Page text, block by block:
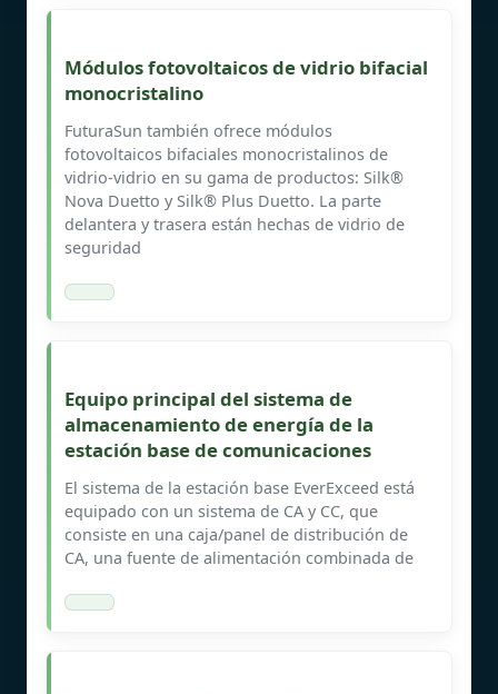
Módulos fotovoltaicos de vidrio bifacial
monocristalino
FuturaSun también ofrece módulos
fotovoltaicos bifaciales monocristalinos de
vidrio-vidrio en su gama de productos: Silk®
Nova Duetto y Silk® Plus Duetto. La parte
delantera y trasera están hechas de vidrio de
seguridad
Equipo principal del sistema de
almacenamiento de energía de la
estación base de comunicaciones
El sistema de la estación base EverExceed está
equipado con un sistema de CA y CC, que
consiste en una caja/panel de distribución de
CA, una fuente de alimentación combinada de